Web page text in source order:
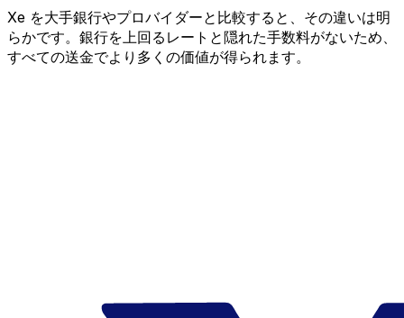
Xe を大手銀行やプロバイダーと比較すると、その違いは明
らかです。銀行を上回るレートと隠れた手数料がないため、
すべての送金でより多くの価値が得られます。